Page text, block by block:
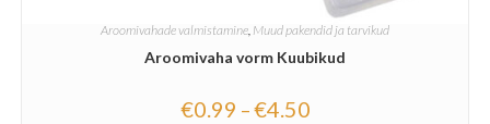
Aroomivahade valmistamine, Muud pakendid ja tarvikud
Aroomivaha vorm Kuubikud
€0.99 –€4.50